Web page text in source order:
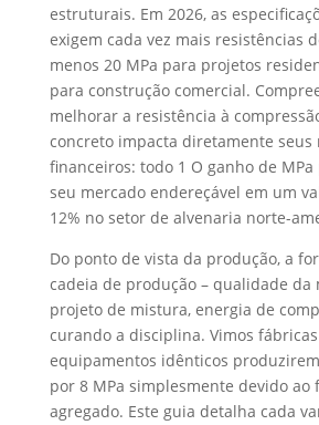
estruturais. Em 2026, as
exigem cada vez mais resistências
menos 20 MPa para projetos
para construção comercial.
melhorar a resistência à
concreto impacta diretamente seus
financeiros: todo 1 O ganho de
seu mercado endereçável em um
12% no setor de alvenaria norte-
Do ponto de vista da produção, a
cadeia de produção – qualidade da
projeto de mistura, energia de
curando a disciplina. Vimos
equipamentos idênticos
por 8 MPa simplesmente devido ao
agregado. Este guia detalha cada